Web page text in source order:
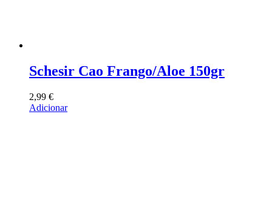
Schesir Cao Frango/Aloe 150gr
2,99 €
Adicionar